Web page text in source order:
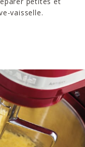
vaisselle.